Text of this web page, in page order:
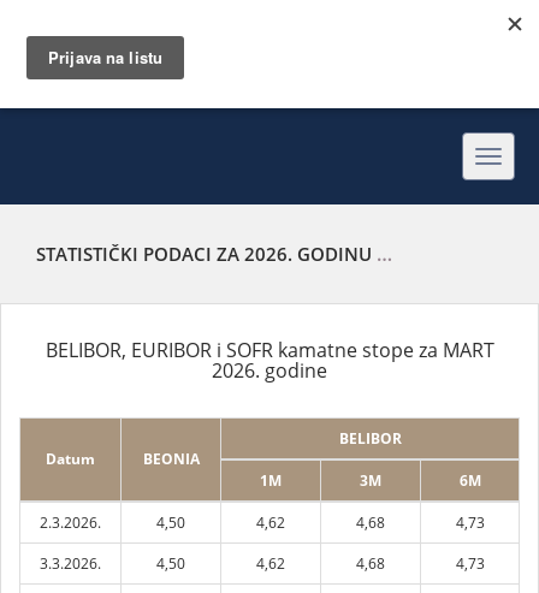
STATISTIČKI PODACI ZA 2026. GODINU
BELIBOR, EURIBOR i SOFR kamatne stope za MART
2026. godine
Datum BEONIA
BELIBOR
1M 3M 6M
2.3.2026. 4,50 4,62 4,68
4,73
3.3.2026.
4,50 4,62 4,68
4,73